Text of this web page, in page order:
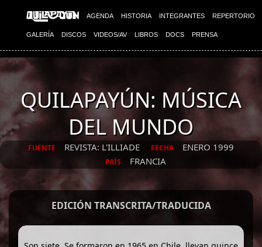
AGENDA HISTORIA INTEGRANTES REPERTORIO
GALERÍA DISCOS VIDEOS/AV LIBROS DOCS PRENSA
QUILAPAYÚN: MÚSICA
DEL MUNDO
FUENTE REVISTA: L'ILLIADE FECHA ENERO 1999
PAÍS FRANCIA
EDICIÓN TRANSCRITA/TRADUCIDA